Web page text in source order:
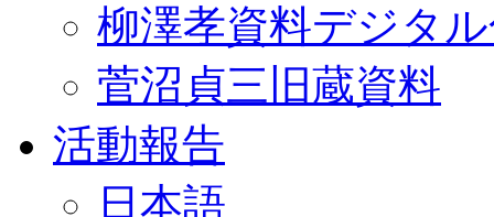
柳澤孝資料デジタ
菅沼貞三旧蔵資料
活動報告
日本語